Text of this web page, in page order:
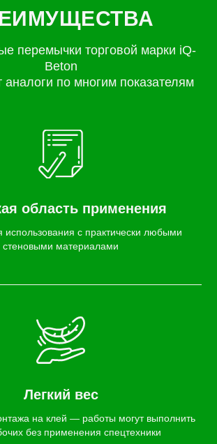
перемычки торговой марки iQ-
Beton
аналоги по многим показателям
область применения
использования с практически любыми
стеновыми материалами
Легкий вес
на клей — работы могут выполнить
без применения спецтехники